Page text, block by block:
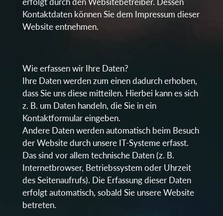
Kontaktdaten können Sie dem Impressum dieser
Website entnehmen.
Wie erfassen wir Ihre Daten?
Ihre Daten werden zum einen dadurch erhoben,
dass Sie uns diese mitteilen. Hierbei kann es sich
z. B. um Daten handeln, die Sie in ein
Kontaktformular eingeben.
Andere Daten werden automatisch beim Besuch
der Website durch unsere IT-Systeme erfasst.
Das sind vor allem technische Daten (z. B.
Internetbrowser, Betriebssystem oder Uhrzeit
des Seitenaufrufs). Die Erfassung dieser Daten
erfolgt automatisch, sobald Sie unsere Website
betreten.